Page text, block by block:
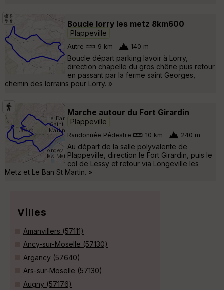
Boucle lorry les metz 8km600
Plappeville
Autre 9 km 140 m
Boucle départ parking lavoir à Lorry,
direction chapelle du gros chêne puis retour
en passant par la ferme saint Georges,
chemin des lorrains pour Lorry. »
Marche autour du Fort Girardin
Plappeville
Randonnée Pédestre 10 km 240 m
Au départ de la salle polyvalente de
Plappeville, direction le Fort Girardin, puis le
col de Lessy et retour via Longeville les
Metz et Le Ban St Martin. »
Villes
Amanvillers (57111)
Ancy-sur-Moselle (57130)
Argancy (57640)
Ars-sur-Moselle (57130)
Augny (57176)